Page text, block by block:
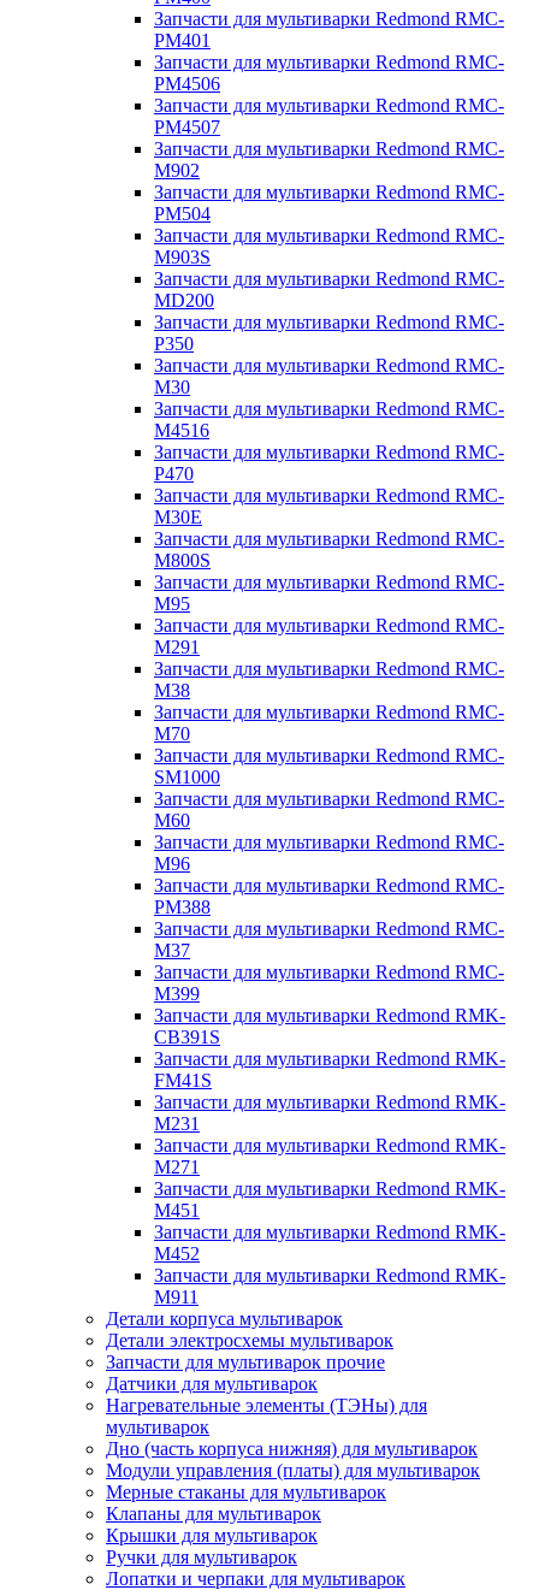
Запчасти для мультиварки Redmond RMC-
PM401
Запчасти для мультиварки Redmond RMC-
PM4506
Запчасти для мультиварки Redmond RMC-
PM4507
Запчасти для мультиварки Redmond RMC-
M902
Запчасти для мультиварки Redmond RMC-
PM504
Запчасти для мультиварки Redmond RMC-
M903S
Запчасти для мультиварки Redmond RMC-
MD200
Запчасти для мультиварки Redmond RMC-
P350
Запчасти для мультиварки Redmond RMC-
M30
Запчасти для мультиварки Redmond RMC-
M4516
Запчасти для мультиварки Redmond RMC-
P470
Запчасти для мультиварки Redmond RMC-
M30E
Запчасти для мультиварки Redmond RMC-
M800S
Запчасти для мультиварки Redmond RMC-
M95
Запчасти для мультиварки Redmond RMC-
M291
Запчасти для мультиварки Redmond RMC-
M38
Запчасти для мультиварки Redmond RMC-
M70
Запчасти для мультиварки Redmond RMC-
SM1000
Запчасти для мультиварки Redmond RMC-
M60
Запчасти для мультиварки Redmond RMC-
M96
Запчасти для мультиварки Redmond RMC-
PM388
Запчасти для мультиварки Redmond RMC-
M37
Запчасти для мультиварки Redmond RMC-
M399
Запчасти для мультиварки Redmond RMK-
CB391S
Запчасти для мультиварки Redmond RMK-
FM41S
Запчасти для мультиварки Redmond RMK-
M231
Запчасти для мультиварки Redmond RMK-
M271
Запчасти для мультиварки Redmond RMK-
M451
Запчасти для мультиварки Redmond RMK-
M452
Запчасти для мультиварки Redmond RMK-
M911
Детали корпуса мультиварок
Детали электросхемы мультиварок
Запчасти для мультиварок прочие
Датчики для мультиварок
Нагревательные элементы (ТЭНы) для
мультиварок
Дно (часть корпуса нижняя) для мультиварок
Модули управления (платы) для мультиварок
Мерные стаканы для мультиварок
Клапаны для мультиварок
Крышки для мультиварок
Ручки для мультиварок
Лопатки и черпаки для мультиварок